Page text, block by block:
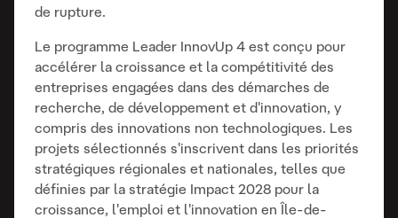
de rupture.
Le programme Leader InnovUp 4 est conçu pour
accélérer la croissance et la compétitivité des
entreprises engagées dans des démarches de
recherche, de développement et d'innovation, y
compris des innovations non technologiques. Les
projets sélectionnés s'inscrivent dans les priorités
stratégiques régionales et nationales, telles que
définies par la stratégie Impact 2028 pour la
croissance, l'emploi et l'innovation en Île-de-